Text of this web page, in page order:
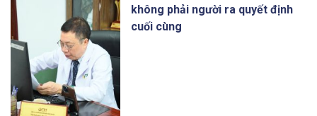
không phải người ra quyết định
cuối cùng